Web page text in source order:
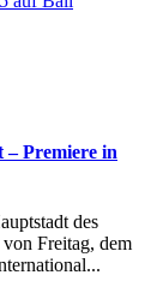
Premiere in
des
Freitag, dem